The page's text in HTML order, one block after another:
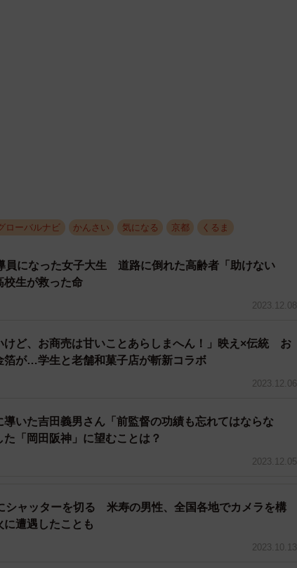
同様の工事を行った場合「堤防の安全度を下げる可能性
橋北行きのバス停を改修するとなると堤防を含めた大工
かかれないというわけだ。
京区）はどのように利用者の安全を図っているのか。高
要があるのはなぜなのか聞いた。
止まる際、バスがあまり近づくとバスのミラーがバス
方で、中途半端な距離だと利用者がバス停から足を伸ば
を踏み外す恐れもある。そのためいったん車道に降りて
う運用している」と説明した。
。女性は「今すぐ改良ができないにしても、安全なバ
続けてほしい」と話した。バス停が現状のままで存在す
電話口から伝わってきた。
ローバルナビ かんさい 気になる 京都 くるま
員になった女子大生 道路に倒れた高齢者「助けない
校生が救った命
2023.12.08
けど、お商売は甘いことあらしまへん！」映え×伝統 お
箔が…学生と老舗和菓子店が斬新コラボ
2023.12.06
導いた吉田義男さん「前監督の功績も忘れてはならな
「岡田阪神」に望むことは？
2023.12.05
シャッターを切る 米寿の男性、全国各地でカメラを構
遭遇したことも
2023.10.13